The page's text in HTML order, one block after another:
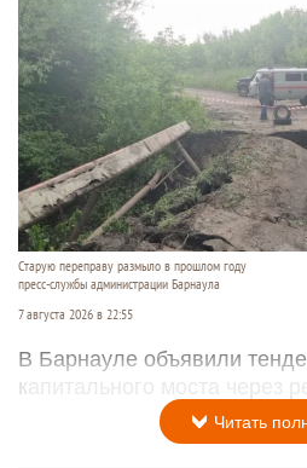
Старую переправу размыло в прошлом году
пресс-службы администрации Барнаула
7 августа 2026 в 22:55
В Барнауле объявили
капитального моста через
Читать